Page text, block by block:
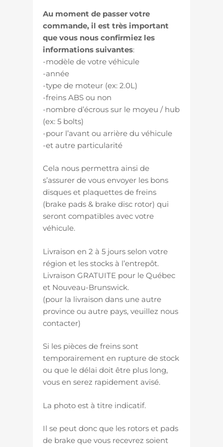
Au moment de passer votre
commande, il est très important
que vous nous confirmiez les
informations suivantes:
-modèle de votre véhicule
-année
-type de moteur (ex: 2.0L)
-freins ABS ou non
-nombre d’écrous sur le moyeu / hub
(ex: 5 bolts)
-pour l’avant ou arrière du véhicule
-et autre particularité
Cela nous permettra ainsi de
s’assurer de vous envoyer les bons
disques et plaquettes de freins
(brake pads & brake disc rotor) qui
seront compatibles avec votre
véhicule.
Livraison en 2 à 5 jours selon votre
région et les stocks à l’entrepôt.
Livraison GRATUITE pour le Québec
et Nouveau-Brunswick.
(pour la livraison dans une autre
province ou autre pays, veuillez nous
contacter)
Si les pièces de freins sont
temporairement en rupture de stock
ou que le délai doit être plus long,
vous en serez rapidement avisé.
La photo est à titre indicatif.
Il se peut donc que les rotors et pads
de brake que vous recevrez soient